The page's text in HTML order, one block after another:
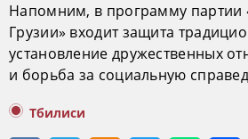
Напомним, в программу партии
Грузии» входит защита
установление дружественных
и борьба за социальную
Тбилиси